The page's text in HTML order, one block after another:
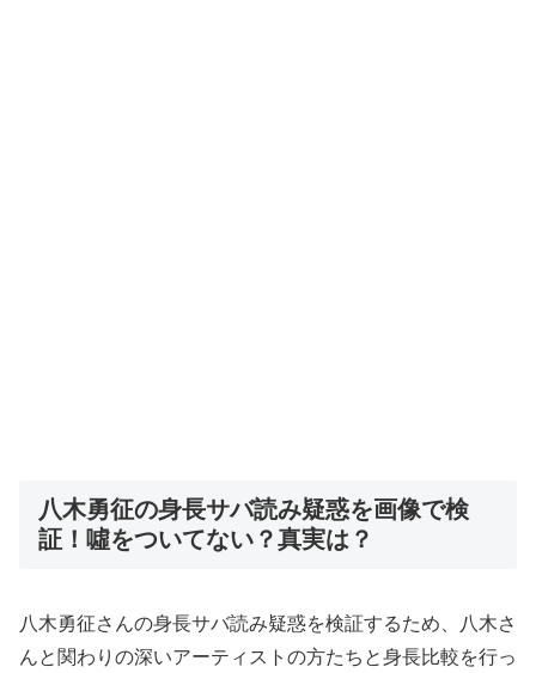
八木勇征の身長サバ読み疑惑を画像で検
証！噓をついてない？真実は？
八木勇征さんの身長サバ読み疑惑を検証するため、八木さ
んと関わりの深いアーティストの方たちと身長比較を行っ